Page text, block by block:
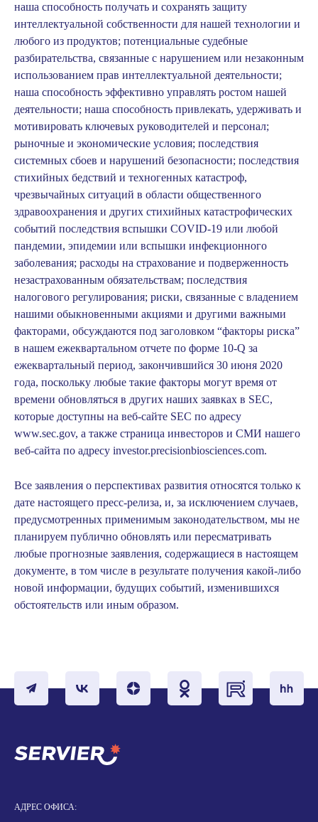
наша способность получать и сохранять защиту
интеллектуальной собственности для нашей технологии и
любого из продуктов; потенциальные судебные
разбирательства, связанные с нарушением или незаконным
использованием прав интеллектуальной деятельности;
наша способность эффективно управлять ростом нашей
деятельности; наша способность привлекать, удерживать и
мотивировать ключевых руководителей и персонал;
рыночные и экономические условия; последствия
системных сбоев и нарушений безопасности; последствия
стихийных бедствий и техногенных катастроф,
чрезвычайных ситуаций в области общественного
здравоохранения и других стихийных катастрофических
событий последствия вспышки COVID-19 или любой
пандемии, эпидемии или вспышки инфекционного
заболевания; расходы на страхование и подверженность
незастрахованным обязательствам; последствия
налогового регулирования; риски, связанные с владением
нашими обыкновенными акциями и другими важными
факторами, обсуждаются под заголовком “факторы риска”
в нашем ежеквартальном отчете по форме 10-Q за
ежеквартальный период, закончившийся 30 июня 2020
года, поскольку любые такие факторы могут время от
времени обновляться в других наших заявках в SEC,
которые доступны на веб-сайте SEC по адресу
www.sec.gov, а также страница инвесторов и СМИ нашего
веб-сайта по адресу investor.precisionbiosciences.com.
Все заявления о перспективах развития относятся только к
дате настоящего пресс-релиза, и, за исключением случаев,
предусмотренных применимым законодательством, мы не
планируем публично обновлять или пересматривать
любые прогнозные заявления, содержащиеся в настоящем
документе, в том числе в результате получения какой-либо
новой информации, будущих событий, изменившихся
обстоятельств или иным образом.
АДРЕС ОФИСА: